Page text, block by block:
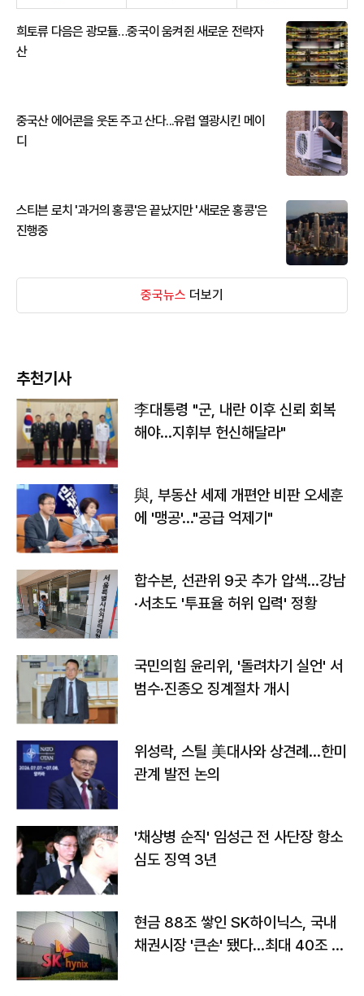
희토류 다음은 광모듈…중국이 움켜쥔 새로운 전략자
산
중국산 에어콘을 웃돈 주고 산다...유럽 열광시킨 메이
디
스티븐 로치 '과거의 홍콩'은 끝났지만 '새로운 홍콩'은
진행중
중국뉴스 더보기
추천기사
李대통령 "군, 내란 이후 신뢰 회복
해야…지휘부 헌신해달라"
與, 부동산 세제 개편안 비판 오세훈
에 '맹공'…"공급 억제기"
합수본, 선관위 9곳 추가 압색…강남
·서초도 '투표율 허위 입력' 정황
국민의힘 윤리위, '돌려차기 실언' 서
범수·진종오 징계절차 개시
위성락, 스틸 美대사와 상견례…한미
관계 발전 논의
'채상병 순직' 임성근 전 사단장 항소
심도 징역 3년
현금 88조 쌓인 SK하이닉스, 국내
채권시장 '큰손' 됐다…최대 40조 투